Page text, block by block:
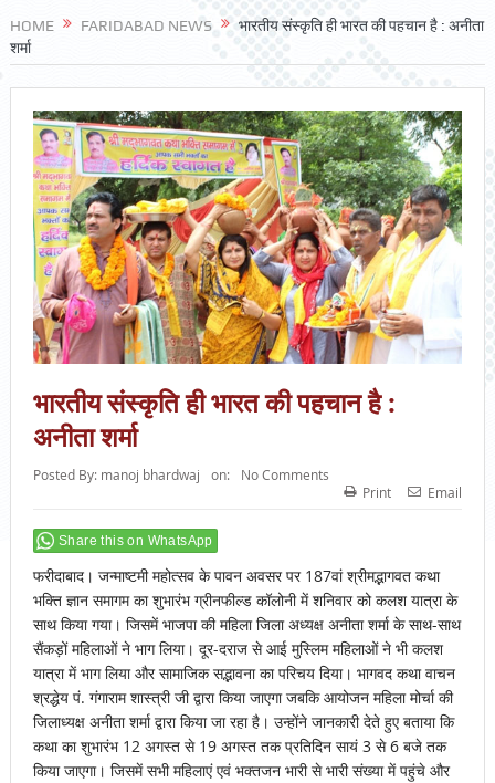
HOME FARIDABAD NEWS
भारतीय संस्कृति ही भारत की पहचान है : अनीता
शर्मा
भारतीय संस्कृति ही भारत की पहचान है :
अनीता शर्मा
Posted By: manoj bhardwaj on:
No Comments
Print
Email
Share this on WhatsApp
फरीदाबाद। जन्माष्टमी महोत्सव के पावन अवसर पर 187वां श्रीमद्भागवत कथा
भक्ति ज्ञान समागम का शुभारंभ ग्रीनफील्ड कॉलोनी में शनिवार को कलश यात्रा के
साथ किया गया। जिसमें भाजपा की महिला जिला अध्यक्ष अनीता शर्मा के साथ-साथ
सैंकड़ों महिलाओं ने भाग लिया। दूर-दराज से आई मुस्लिम महिलाओं ने भी कलश
यात्रा में भाग लिया और सामाजिक सद्भावना का परिचय दिया। भागवद कथा वाचन
श्रद्धेय पं. गंगाराम शास्त्री जी द्वारा किया जाएगा जबकि आयोजन महिला मोर्चा की
जिलाध्यक्ष अनीता शर्मा द्वारा किया जा रहा है। उन्होंने जानकारी देते हुए बताया कि
कथा का शुभारंभ 12 अगस्त से 19 अगस्त तक प्रतिदिन सायं 3 से 6 बजे तक
किया जाएगा। जिसमें सभी महिलाएं एवं भक्तजन भारी से भारी संख्या में पहुंचे और